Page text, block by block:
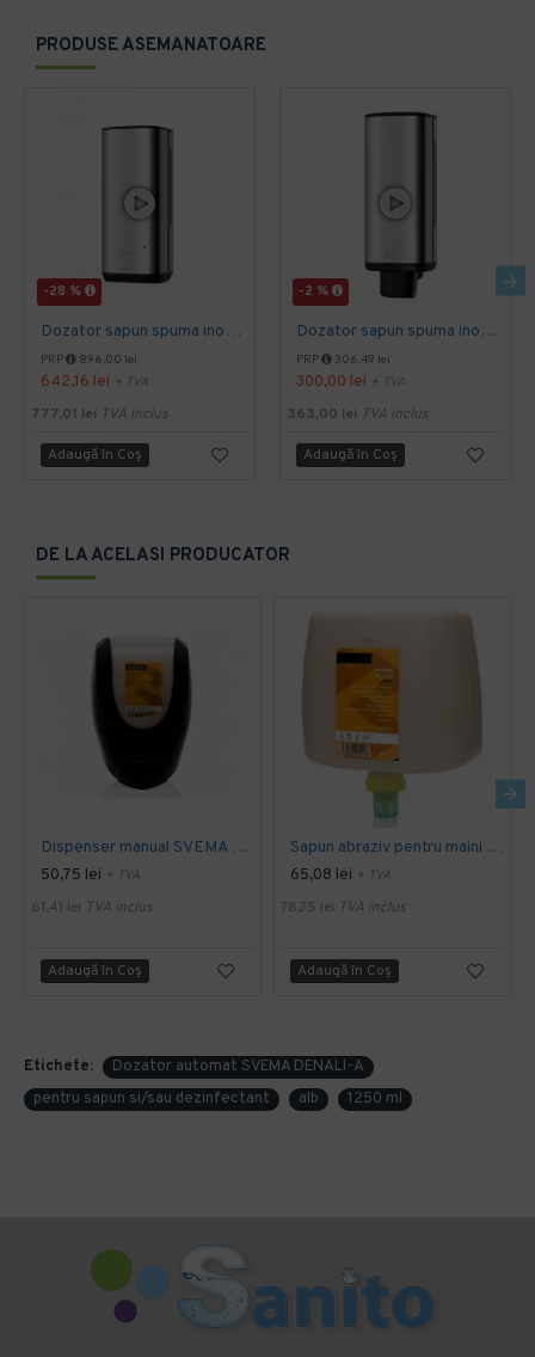
PRODUSE ASEMANATOARE
-28 %
Dozator sapun spuma inox cu senzor, 1L, Tork
PRP 896,00 lei
642,16 lei + TVA
777,01 lei TVA inclus
Adaugă în Coş
-2 %
Dozator sapun spuma inox 1L, Tork
PRP 306,49 lei
300,00 lei + TVA
363,00 lei TVA inclus
Adaugă în Coş
DE LA ACELASI PRODUCATOR
Dispenser manual SVEMA pentru sapun abraziv, negru, 1500 ml- rezerve proprii
50,75 lei + TVA
61,41 lei TVA inclus
Adaugă în Coş
Sapun abraziv pentru maini SVEMA NATURE SCRUB, rezerva de 2000 ml, rezerva pentru dozator manual SVEMA
65,08 lei + TVA
78,75 lei TVA inclus
Adaugă în Coş
Etichete:
Dozator automat SVEMA DENALI-A
pentru sapun si/sau dezinfectant
alb 1250 ml